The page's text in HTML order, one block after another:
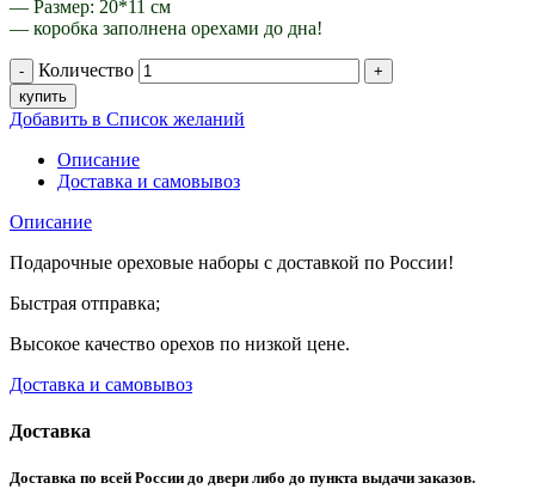
— Размер: 20*11 см
— коробка заполнена орехами до дна!
Количество
купить
Добавить в Список желаний
Описание
Доставка и самовывоз
Описание
Подарочные ореховые наборы с доставкой по России!
Быстрая отправка;
Высокое качество орехов по низкой цене.
Доставка и самовывоз
Доставка
Доставка по всей России до двери либо до пункта выдачи заказов.